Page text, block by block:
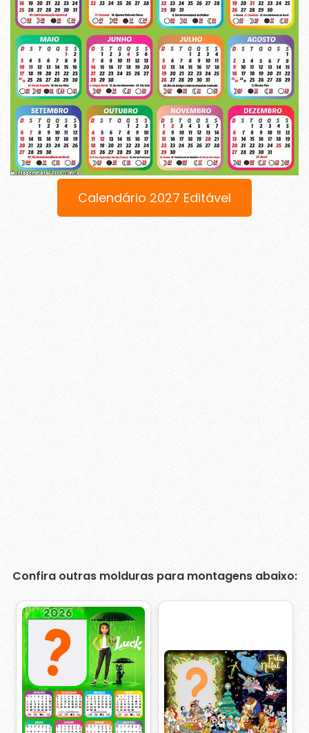
Calendário 2027 Editável
Confira outras molduras para montagens abaixo: